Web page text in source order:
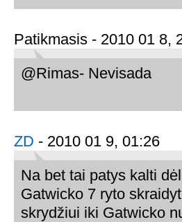
Patikmasis - 2010 01 8,
@Rimas- Nevisada
ZD - 2010 01 9, 01:26
Na bet tai patys kalti
Gatwicko 7 ryto
skrydžiui iki Gatwicko